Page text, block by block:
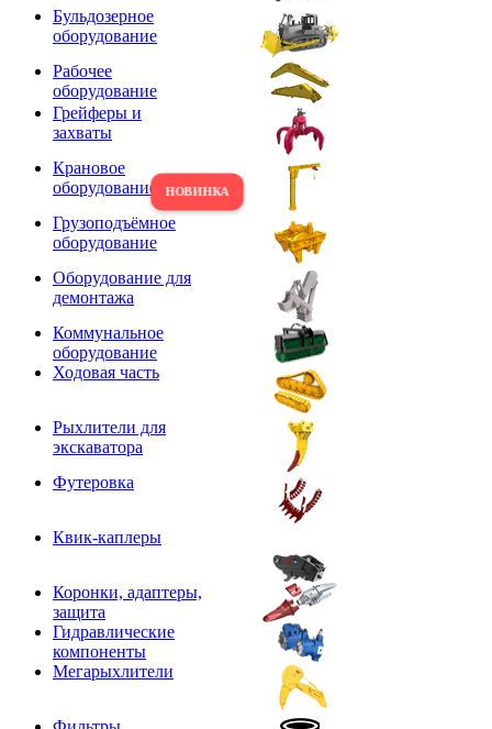
Бульдозерное
оборудование
Рабочее
оборудование
Грейферы и
захваты
Крановое
оборудование
Грузоподъёмное
оборудование
Оборудование для
демонтажа
Коммунальное
оборудование
Ходовая часть
Рыхлители для
экскаватора
Футеровка
Квик-каплеры
Коронки, адаптеры,
защита
Гидравлические
компоненты
Мегарыхлители